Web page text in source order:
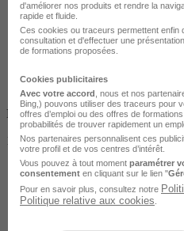
Finançable CPF
1640 €
d'améliorer nos produits et rendre la
rapide et fluide.
Ces cookies ou traceurs permettent enfin
consultation et d'effectuer une
de formations proposées.
Cookies publicitaires
Avec votre accord , nous et nos
Bing,) pouvons utiliser des traceurs pour
offres d’emploi ou des offres de
probabilités de trouver rapidement un
Nos partenaires personnalisent ces
votre profil et de vos centres d’intérêt.
Vous pouvez à tout moment paramétrer
consentement en cliquant sur le lien "
Pour en savoir plus, consultez notre
Politique relative aux cookies